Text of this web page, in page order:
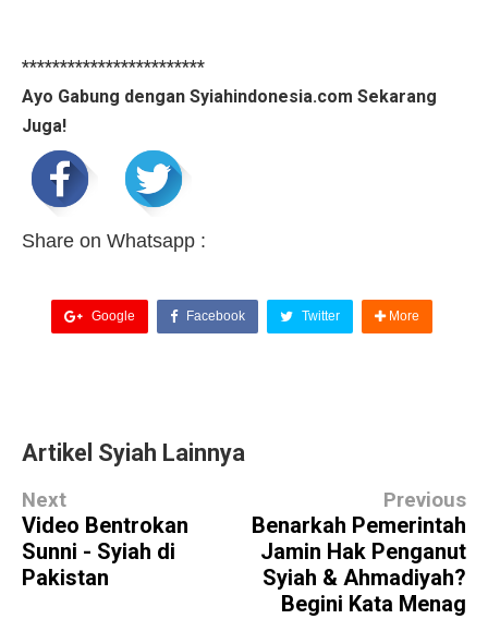
************************
Ayo Gabung dengan Syiahindonesia.com Sekarang
Juga!
Share on Whatsapp :
Google Facebook Twitter More
Artikel Syiah Lainnya
Next
Video Bentrokan
Sunni - Syiah di
Pakistan
Previous
Benarkah Pemerintah
Jamin Hak Penganut
Syiah & Ahmadiyah?
Begini Kata Menag